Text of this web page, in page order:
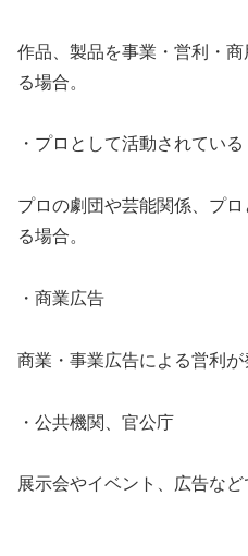
作品、製品を事業・営利・
る場合。
・プロとして活動されている
プロの劇団や芸能関係、プ
る場合。
・商業広告
商業・事業広告による営利が
・公共機関、官公庁
展示会やイベント、広告など